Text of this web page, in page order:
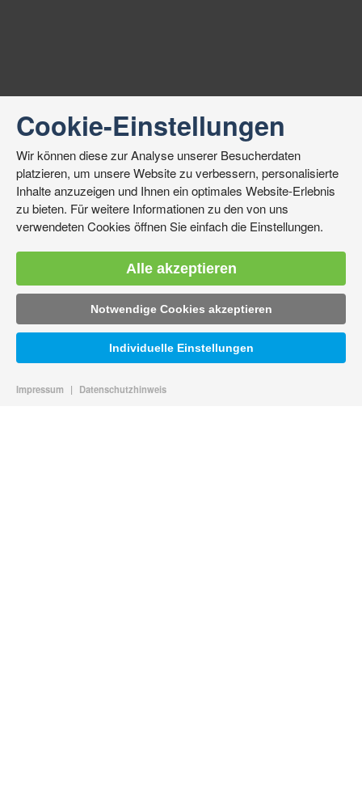
Cookie-Einstellungen
Wir können diese zur Analyse unserer Besucherdaten
platzieren, um unsere Website zu verbessern, personalisierte
Inhalte anzuzeigen und Ihnen ein optimales Website-Erlebnis
zu bieten. Für weitere Informationen zu den von uns
verwendeten Cookies öffnen Sie einfach die Einstellungen.
Alle akzeptieren
Notwendige Cookies akzeptieren
Impressum | Datenschutzhinweis
Individuelle Einstellungen